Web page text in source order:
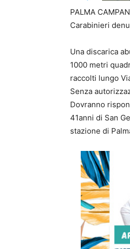
PALMA
Carabinieri
Una discarica
1000 metri
raccolti lungo
Senza
Dovranno
41anni di San
stazione di